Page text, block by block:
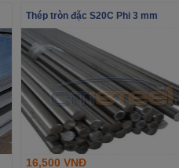
Thép tròn đặc S20C Phi 3 mm
16,500 VNĐ